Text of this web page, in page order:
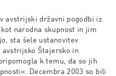
avstrijski državni pogodbi iz
narodna skupnost in jim
sta šele ustanovitev
avstrijsko Štajersko in
k temu, da so jih
Decembra 2003 so bili